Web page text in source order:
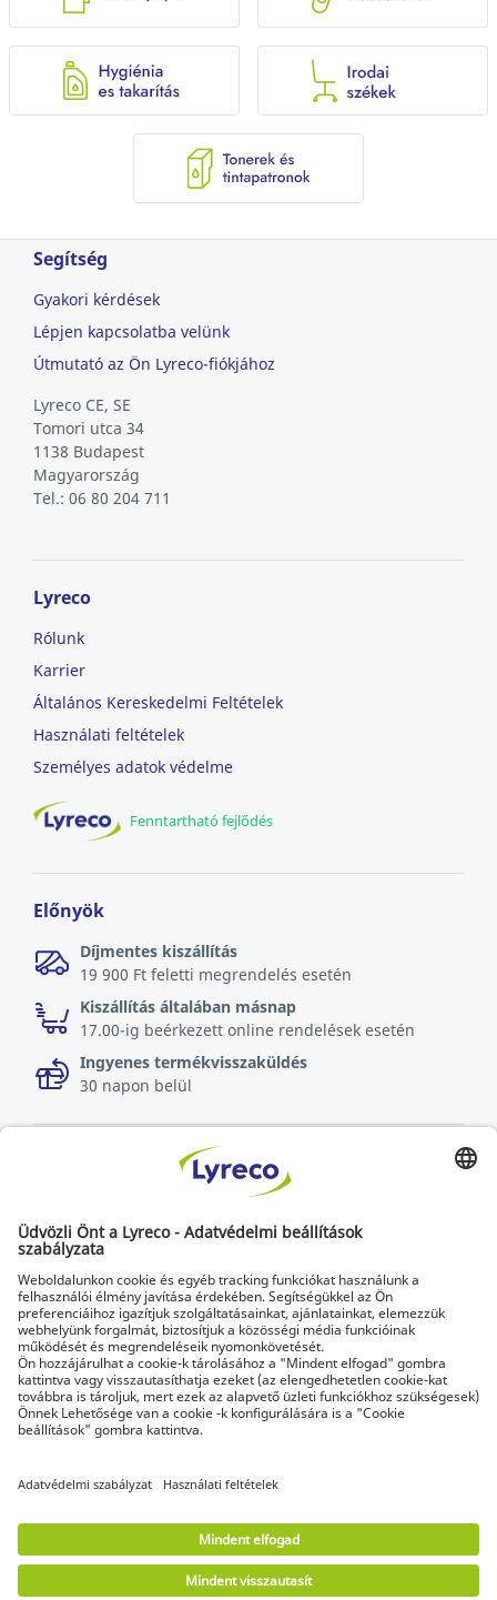
Segítség
Gyakori kérdések
Lépjen kapcsolatba velünk
Útmutató az Ön Lyreco-fiókjához
Lyreco CE, SE
Tomori utca 34
1138 Budapest
Magyarország
Tel.: 06 80 204 711
Lyreco
Rólunk
Karrier
Általános Kereskedelmi Feltételek
Használati feltételek
Személyes adatok védelme
Fenntartható fejlődés
Előnyök
Díjmentes kiszállítás
19 900 Ft feletti megrendelés esetén
Kiszállítás általában másnap
17.00-ig beérkezett online rendelések esetén
Ingyenes termékvisszaküldés
30 napon belül
A munkahelyek szakértője
A legfrissebb hírek és szakértői tanácsok
Fedezze fel a Lyreco megoldásait a zöldebb munkahelyek
érdekében
© Lyreco 2026 | Kizárólag vállalatoknak és
vállalkozóknak szállítunk. Az árak ÁFA nélkül értendők.
A fogyasztók elállási joga nem érvényesíthető.
dokumentumok|Digitális hozzáférhetőségi
nyilatkozat|Használati feltételek|Személyes
adatok védelme|Adatvédelmi beállítások
Oldaltérkép